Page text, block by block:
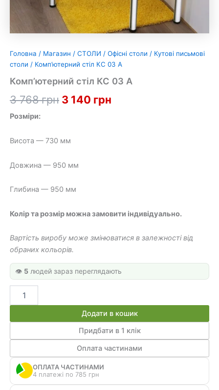
Головна / Магазин / СТОЛИ / Офісні столи / Кутові письмові
столи / Комп’ютерний стіл КС 03 А
Комп’ютерний стіл КС 03 А
3 768грн Оригінальна
3 140 грн
Розміри:
Висота — 730 мм
Довжина — 950 мм
Глибина — 950 мм
Колір та розмір можна замовити індивідуально.
Вартість виробу може змінюватися в залежності від
обраних кольорів.
👁️ 5 людей зараз переглядають
03
кількість
Додати в кошик
Придбати в 1 клік
Оплата частинами
ОПЛАТА ЧАСТИНАМИ
4 платежі по 785 грн